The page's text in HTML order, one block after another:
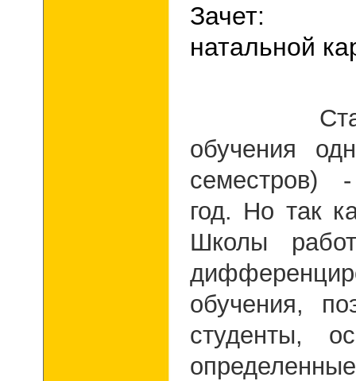
Зачет:
натальной
обучения
семестров)
год. Но так
Школы
обучения,
студенты,